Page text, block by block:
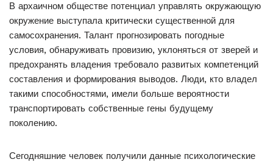
В архаичном обществе потенциал управлять окружающую
окружение выступала критически существенной для
самосохранения. Талант прогнозировать погодные
условия, обнаруживать провизию, уклоняться от зверей и
предохранять владения требовало развитых компетенций
составления и формирования выводов. Люди, кто владел
такими способностями, имели больше вероятности
транспортировать собственные гены будущему
поколению.
Сегодняшние человек получили данные психологические